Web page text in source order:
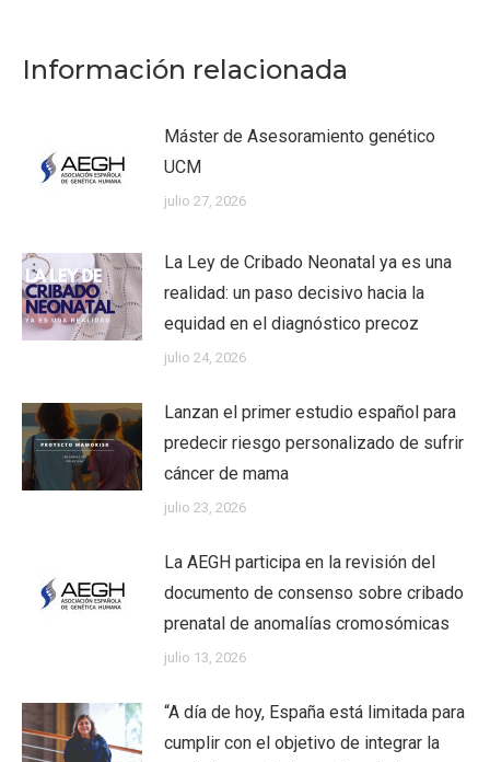
Información relacionada
Máster de Asesoramiento genético
UCM
julio 27, 2026
La Ley de Cribado Neonatal ya es una
realidad: un paso decisivo hacia la
equidad en el diagnóstico precoz
julio 24, 2026
Lanzan el primer estudio español para
predecir riesgo personalizado de sufrir
cáncer de mama
julio 23, 2026
La AEGH participa en la revisión del
documento de consenso sobre cribado
prenatal de anomalías cromosómicas
julio 13, 2026
“A día de hoy, España está limitada para
cumplir con el objetivo de integrar la